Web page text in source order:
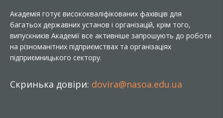
Академія готує висококваліфікованих фахівців для
багатьох державних установ і організацій, крім того,
випускників Академії все активніше запрошують до роботи
на різноманітних підприємствах та організаціях
підприємницького сектору.
Скринька довіри: dovira@nasoa.edu.ua